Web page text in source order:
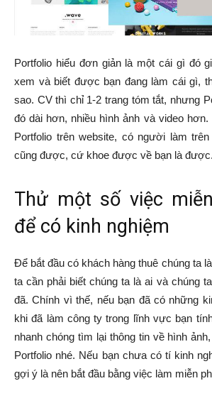
Portfolio hiểu đơn giản là một cái gì đó
xem và biết được bạn đang làm cái gì,
sao. CV thì chỉ 1-2 trang tóm tắt, nhưng
đó dài hơn, nhiều hình ảnh và video
Portfolio trên website, có người làm
cũng được, cứ khoe được về bạn là được.
Thử một số việc
để có kinh nghiệm
Để bắt đầu có khách hàng thuê chúng ta
ta cần phải biết chúng ta là ai và chúng
đã. Chính vì thế, nếu bạn đã có những
khi đã làm công ty trong lĩnh vực bạn
nhanh chóng tìm lại thông tin về hình
Portfolio nhé. Nếu bạn chưa có tí kinh
gợi ý là nên bắt đầu bằng việc làm miễn